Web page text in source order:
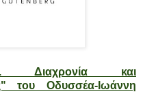
Διαχρονία και
του Οδυσσέα-Ιωάννη